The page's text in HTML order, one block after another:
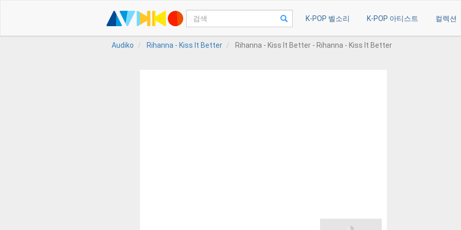
K-POP 벨소리 K-POP 아티스트 컬렉션
Audiko Rihanna - Kiss It Better Rihanna - Kiss It Better - Rihanna - Kiss It Better